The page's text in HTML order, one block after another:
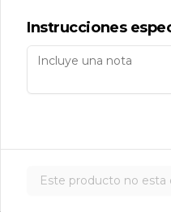
Makis
Instrucciones
Este producto no esta